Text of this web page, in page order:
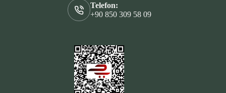
Telefon:
+90 850 309 58 09